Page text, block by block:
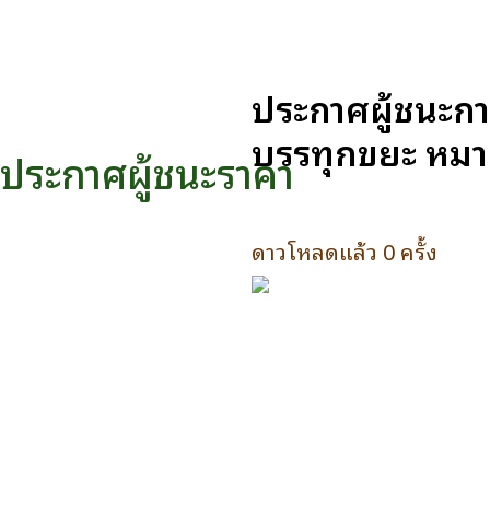
ประกาศผู้ชนะราคา
ประกาศผู้ชนะก
บรรทุกขยะ หม
ดาวโหลดแล้ว 0 ครั้ง